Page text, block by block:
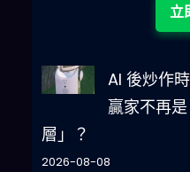
立
AI 後炒作
贏家不再
層」？
2026-08-08